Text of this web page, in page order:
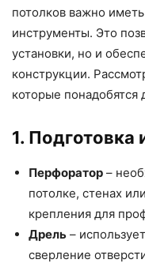
потолков важно
инструменты. Это
установки, но и
конструкции.
которые понадобятся
1. Подготовка
Перфоратор –
потолке, стенах
крепления для
Дрель –
сверление